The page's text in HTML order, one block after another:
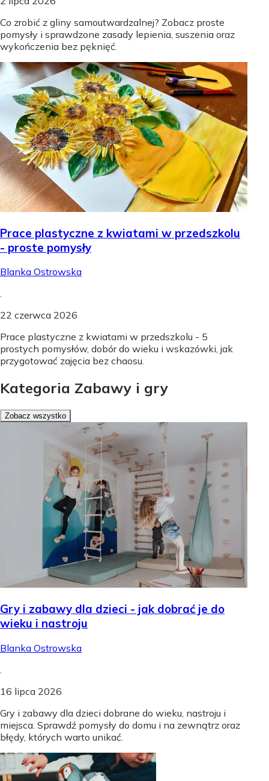
Co zrobić z gliny samoutwardzalnej? Zobacz proste
pomysły i sprawdzone zasady lepienia, suszenia oraz
wykończenia bez pęknięć.
Prace plastyczne z kwiatami w przedszkolu
- proste pomysły
Blanka Ostrowska
.
22 czerwca 2026
Prace plastyczne z kwiatami w przedszkolu - 5
prostych pomysłów, dobór do wieku i wskazówki, jak
przygotować zajęcia bez chaosu.
Kategoria Zabawy i gry
Zobacz wszystko
Gry i zabawy dla dzieci - jak dobrać je do
wieku i nastroju
Blanka Ostrowska
16 lipca 2026
Gry i zabawy dla dzieci dobrane do wieku, nastroju i
miejsca. Sprawdź pomysły do domu i na zewnątrz oraz
błędy, których warto unikać.